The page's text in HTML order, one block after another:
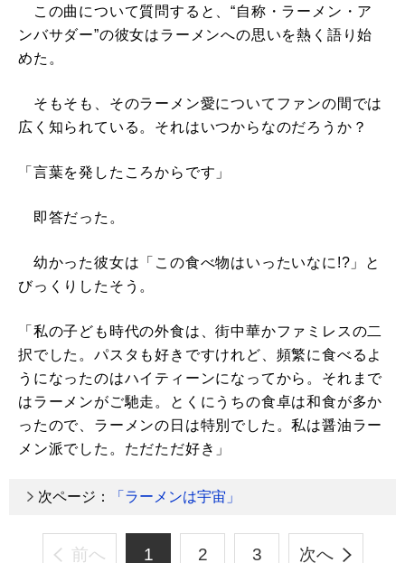
この曲について質問すると、“自称・ラーメン・ア
ンバサダー”の彼女はラーメンへの思いを熱く語り始
めた。
そもそも、そのラーメン愛についてファンの間では
広く知られている。それはいつからなのだろうか？
「言葉を発したころからです」
即答だった。
幼かった彼女は「この食べ物はいったいなに!?」と
びっくりしたそう。
「私の子ども時代の外食は、街中華かファミレスの二
択でした。パスタも好きですけれど、頻繁に食べるよ
うになったのはハイティーンになってから。それまで
はラーメンがご馳走。とくにうちの食卓は和食が多か
ったので、ラーメンの日は特別でした。私は醤油ラー
メン派でした。ただただ好き」
次ページ： 「ラーメンは宇宙」
前へ 1 2 3 次へ